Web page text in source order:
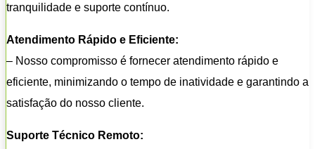
tranquilidade e suporte contínuo.
Atendimento Rápido e Eficiente:
– Nosso compromisso é fornecer atendimento rápido e
eficiente, minimizando o tempo de inatividade e garantindo a
satisfação do nosso cliente.
Suporte Técnico Remoto: